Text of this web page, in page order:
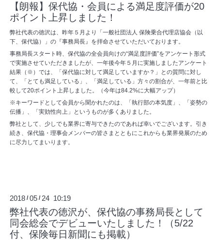
【朗報】保代協・会員による満足度評価が20
ポイント上昇しました！
弊社代表の徳沢は、昨年５月より「一般社団法人 保険乗合代理店協会（以
下、保代協）」の『事務局長』を拝命させていただいております。
事務局長スタート時、保代協の全会員向けの“満足度評価”をアンケート形式
で実施させていただきましたが、一年後今年５月に実施しましたアンケート
結果（※）では、「保代協に対して満足していますか？」との質問に対し
て、「とても満足している」、「満足している」方々の割合が、一年前と比
較して20ポイント上昇しました。（今年は84.2%に大幅アップ）
※キーワードとして会員から聞かれたのは、「執行部の本気度」、「姿勢の
伝播」、「実効性向上」というものが多くありました。
弊社として、少しでも業界に寄与できたのであれば幸いでございます。引き
続き、保代協・理事会メンバーの皆さまとともにこれからも業界発展のため
に尽力してまいります。
2018 /05 / 24 10:19
弊社代表の徳沢が、保代協の事務局長として
同会総会でデビューいたしました！（5/22
付、保険毎日新聞にも掲載）